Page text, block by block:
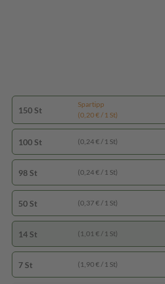
150 St
Spartipp
(0,20 € / 1 St)
100 St (0,24 € / 1 St)
98 St (0,24 € / 1 St)
50 St (0,37 € / 1 St)
14 St (1,01 € / 1 St)
7 St (1,90 € / 1 St)